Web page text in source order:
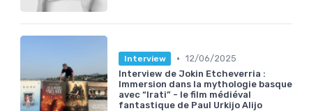
Interview • 12/06/2025
Interview de Jokin Etcheverria :
Immersion dans la mythologie basque
avec “Irati” - le film médiéval
fantastique de Paul Urkijo Alijo